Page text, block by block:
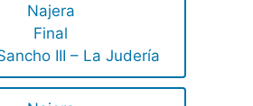
Najera
Final
III – La Judería